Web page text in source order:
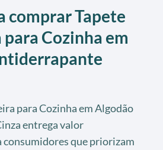
comprar Tapete
para Cozinha em
para Cozinha em Algodão
entrega valor
consumidores que priorizam